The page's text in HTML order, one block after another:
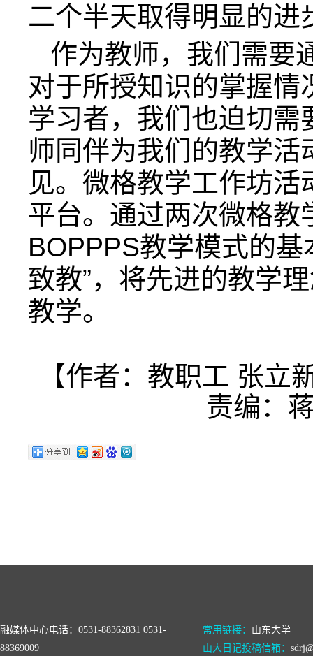
二个半天取得明显的进
作为教师，我们需要
对于所授知识的掌握
学习者，我们也迫切
师同伴为我们的教学
见。微格教学工作坊
平台。通过两次微格
BOPPPS教学模式的
致教”，将先进的教学
教学。
【作者：教职工 张立
责编：
融媒体中心电话：0531-88362831 0531-
88369009
常用链接： 山东大学
山大日记投稿信箱：